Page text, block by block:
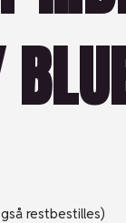
restbestilles)